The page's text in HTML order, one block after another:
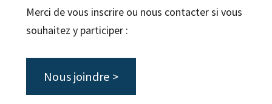
Merci de vous inscrire ou nous contacter si vous
souhaitez y participer :
Nous joindre >